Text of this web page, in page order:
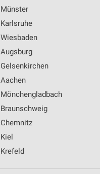
Münster
Karlsruhe
Wiesbaden
Augsburg
Gelsenkirchen
Aachen
Mönchengladbach
Braunschweig
Chemnitz
Kiel
Krefeld